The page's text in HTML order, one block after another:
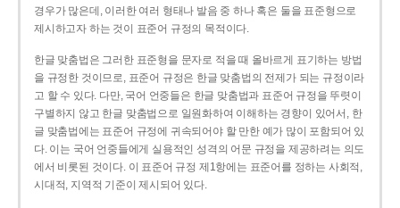
경우가 많은데, 이러한 여러 형태나 발음 중 하나 혹은 둘을 표준형으로
제시하고자 하는 것이 표준어 규정의 목적이다.
한글 맞춤법은 그러한 표준형을 문자로 적을 때 올바르게 표기하는 방법
을 규정한 것이므로, 표준어 규정은 한글 맞춤법의 전제가 되는 규정이라
고 할 수 있다. 다만, 국어 언중들은 한글 맞춤법과 표준어 규정을 뚜렷이
구별하지 않고 한글 맞춤법으로 일원화하여 이해하는 경향이 있어서, 한
글 맞춤법에는 표준어 규정에 귀속되어야 할 만한 예가 많이 포함되어 있
다. 이는 국어 언중들에게 실용적인 성격의 어문 규정을 제공하려는 의도
에서 비롯된 것이다. 이 표준어 규정 제1항에는 표준어를 정하는 사회적,
시대적, 지역적 기준이 제시되어 있다.